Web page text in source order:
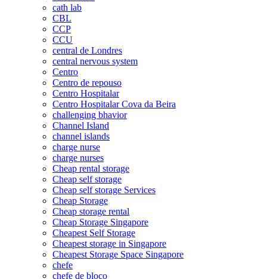
cath lab
CBL
CCP
CCU
central de Londres
central nervous system
Centro
Centro de repouso
Centro Hospitalar
Centro Hospitalar Cova da Beira
challenging bhavior
Channel Island
channel islands
charge nurse
charge nurses
Cheap rental storage
Cheap self storage
Cheap self storage Services
Cheap Storage
Cheap storage rental
Cheap Storage Singapore
Cheapest Self Storage
Cheapest storage in Singapore
Cheapest Storage Space Singapore
chefe
chefe de bloco